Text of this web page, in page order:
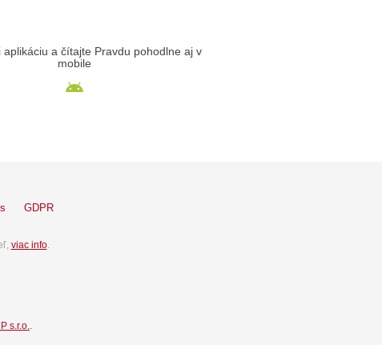
aplikáciu a čítajte Pravdu pohodlne aj v
mobile
GDPR
viac info.
s.r.o..